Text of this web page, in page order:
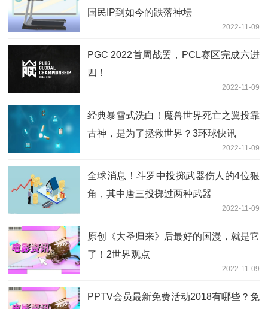
国民IP到如今的跌落神坛
2022-11-09
PGC 2022首周战罢，PCL赛区完成六进
四！
2022-11-09
经典暴雪式洗白！魔兽世界死亡之翼投靠
古神，是为了拯救世界？3环球快讯
2022-11-09
全球消息！斗罗中投掷武器伤人的4位狠
角，其中唐三投掷过两种武器
2022-11-09
原创《大圣归来》后最好的国漫，就是它
了！2世界观点
2022-11-09
PPTV会员最新免费活动2018有哪些？免